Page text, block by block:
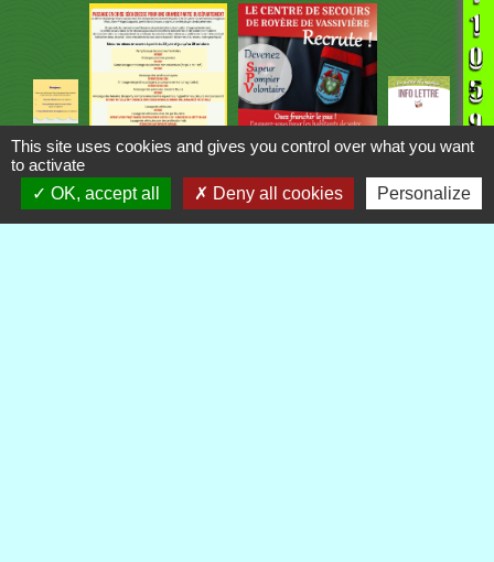
This site uses cookies and gives you control over what you want
to activate
OK, accept all
Deny all cookies Personalize